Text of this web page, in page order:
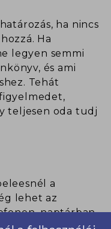
ha nincs
Ha
legyen semmi
és ami
Tehát
teljesen oda tudj
a
lehet az
naptárban,